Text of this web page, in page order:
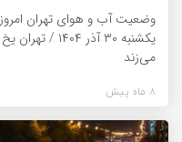
وضعیت آب و هوای تهران امروز
یکشنبه ۳۰ آذر ۱۴۰۴ / تهران یخ
می‌زند
8 ماه پیش